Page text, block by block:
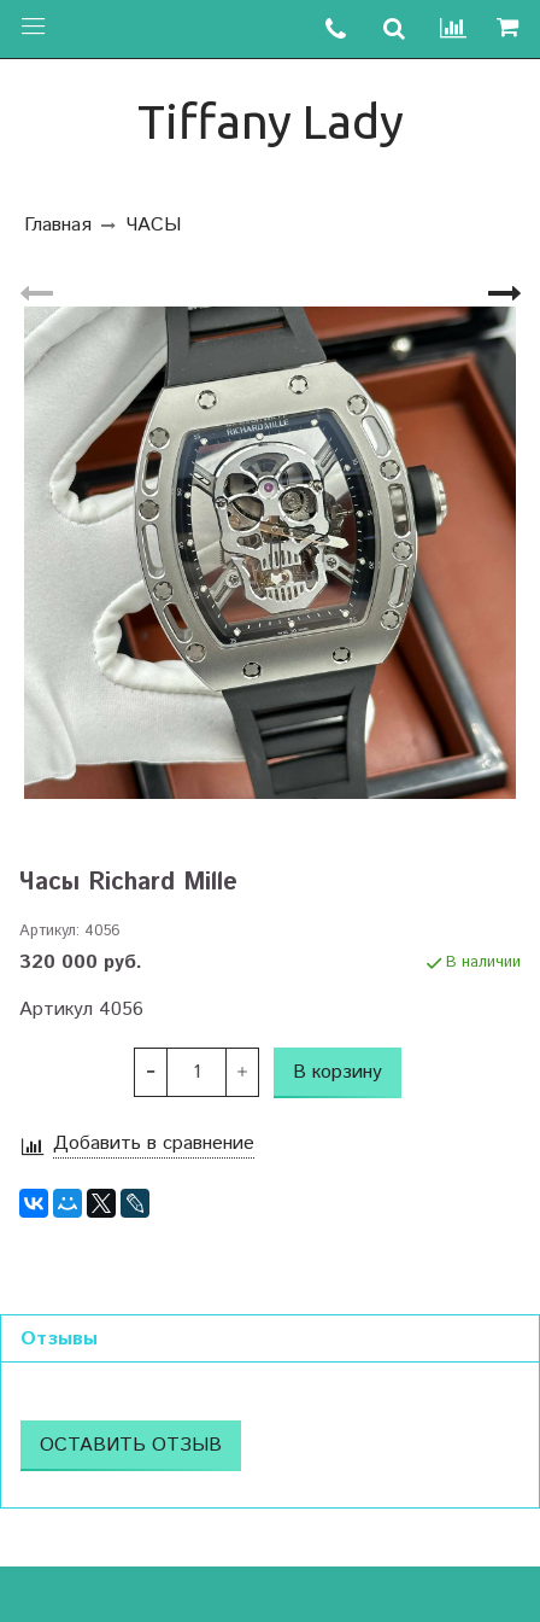
Tiffany Lady
Главная ЧАСЫ
Часы Richard Mille
Артикул: 4056
320 000 руб. В наличии
Артикул 4056
В корзину
Добавить в сравнение
Отзывы
ОСТАВИТЬ ОТЗЫВ